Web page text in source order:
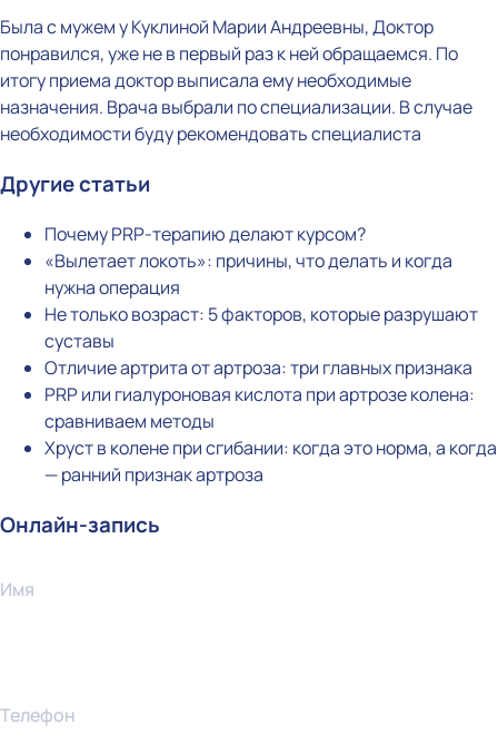
Была с мужем у Куклиной Марии Андреевны, Доктор
понравился, уже не в первый раз к ней обращаемся. По
итогу приема доктор выписала ему необходимые
назначения. Врача выбрали по специализации. В случае
необходимости буду рекомендовать специалиста
Другие статьи
Почему PRP-терапию делают курсом?
«Вылетает локоть»: причины, что делать и когда
нужна операция
Не только возраст: 5 факторов, которые разрушают
суставы
Отличие артрита от артроза: три главных признака
PRP или гиалуроновая кислота при артрозе колена:
сравниваем методы
Хруст в колене при сгибании: когда это норма, а когда
— ранний признак артроза
Онлайн-запись
Имя
Телефон